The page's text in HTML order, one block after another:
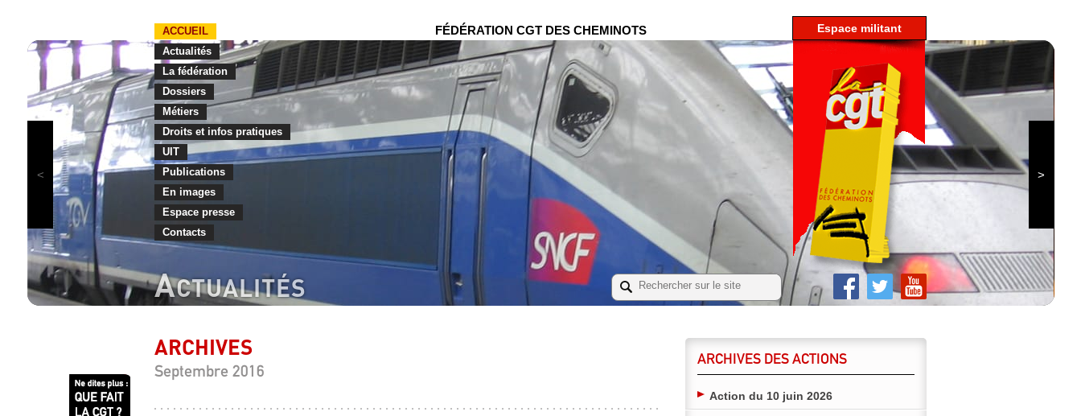
FÉDÉRATION CGT DES CHEMINOTS
ACCUEIL
Actualités
La fédération
Dossiers
Métiers
Droits et infos pratiques
UIT
Publications
En images
Espace presse
Contacts
espace militant
ACTUALITÉS
ARCHIVES
Septembre 2016
ARCHIVES DES ACTIONS
Action du 10 juin 2026